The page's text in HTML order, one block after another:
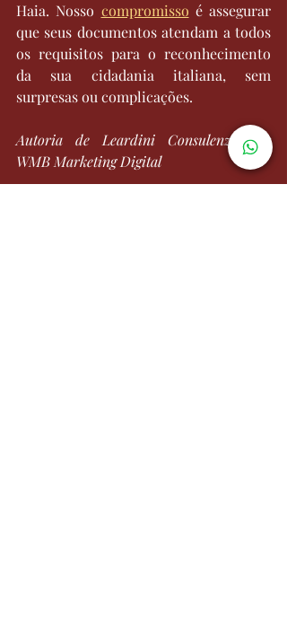
Haia. Nosso compromisso é assegurar
que seus documentos atendam a todos
os requisitos para o reconhecimento
da sua cidadania italiana, sem
surpresas ou complicações.
Autoria de Leardini Consulenze por
WMB Marketing Digital